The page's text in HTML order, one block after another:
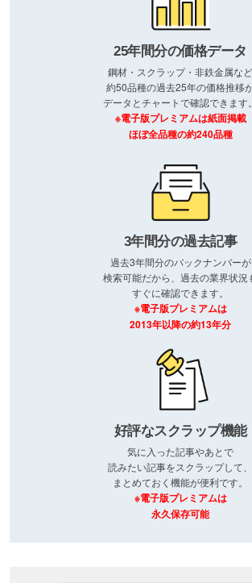
25年間分の価格データ
鋼材・スクラップ・非鉄金属など
約50品種の過去25年の価格推移
データとチャートで確認できます。
※電子版プレミアムは紙面掲載
ほぼ全品種の約240品種
3年間分の過去記事
過去3年間分のバックナンバーが
検索可能だから、過去の業界状況
すぐに確認できます。
※電子版プレミアムは
2013年以降の約13年分
好評なスクラップ機能
気に入った記事やあとで
読みたい記事をスクラップして、
まとめておく機能が便利です。
※電子版プレミアムは
永久保存可能